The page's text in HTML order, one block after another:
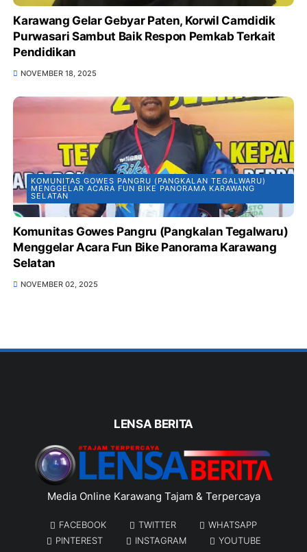
Karawang Gelar Gebyar Paten, Korwil Camdidik
Purwasari Sambut Baik Respon Pemkab Terkait
Pendidikan
NOVEMBER 18, 2025
KOMUNITAS GOWES PANGRU (PANGKALAN TEGALWARU)
MENGGELAR ACARA FUN BIKE PANORAMA KARAWANG
SELATAN
Komunitas Gowes Pangru (Pangkalan Tegalwaru)
Menggelar Acara Fun Bike Panorama Karawang
Selatan
NOVEMBER 02, 2025
LENSA BERITA
Media Online Karawang Tajam & Terpercaya
FACEBOOK TWITTER
WHATSAPP
PINTEREST
INSTAGRAM YOUTUBE